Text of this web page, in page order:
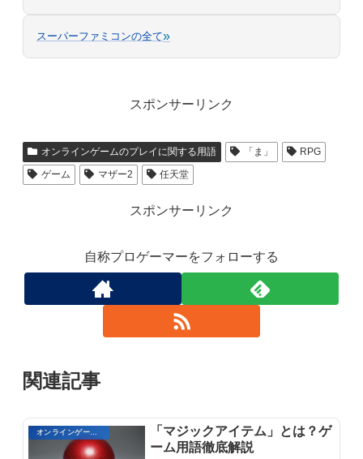
スーパーファミコンの全て»
スポンサーリンク
オンラインゲームのプレイに関する用語 「ま」
RPG
ゲーム
マザー2 任天堂
スポンサーリンク
自称プロゲーマーをフォローする
関連記事
「マジックアイテム」とは？ゲ
ーム用語徹底解説